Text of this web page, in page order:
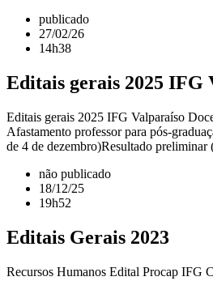
publicado
27/02/26
14h38
Editais gerais 2025 IFG
Editais gerais 2025 IFG Valparaíso
Afastamento professor para pós-
de 4 de dezembro)Resultado preliminar
não publicado
18/12/25
19h52
Editais Gerais 2023
Recursos Humanos Edital Procap IFG